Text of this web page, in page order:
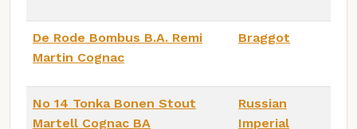
De Rode Bombus B.A. Remi
Martin Cognac
Braggot
No 14 Tonka Bonen Stout
Martell Cognac BA
Russian
Imperial